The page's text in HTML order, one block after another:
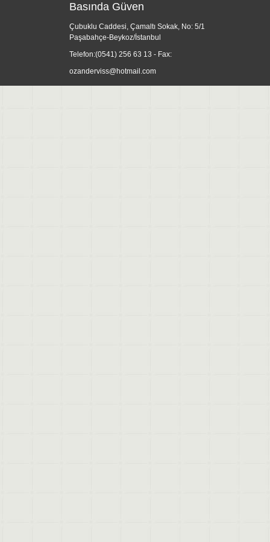
Basında Güven
Çubuklu Caddesi, Çamaltı Sokak, No: 5/1
Paşabahçe-Beykoz/İstanbul
Telefon:(0541) 256 63 13 - Fax:
ozanderviss@hotmail.com